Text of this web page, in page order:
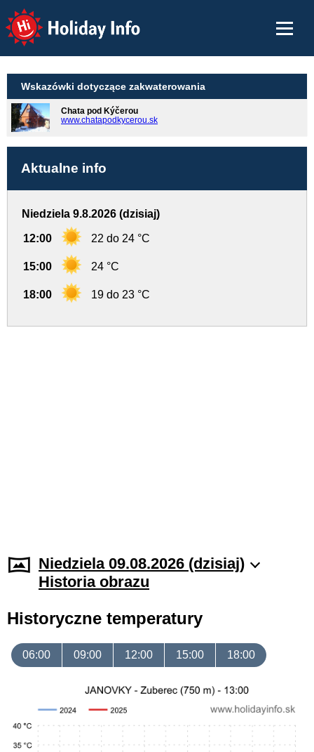
Holiday Info
Wskazówki dotyczące zakwaterowania
Chata pod Kýčerou
www.chatapodkycerou.sk
Aktualne info
Niedziela 9.8.2026 (dzisiaj)
12:00 22 do 24 °C
15:00 24 °C
18:00 19 do 23 °C
Niedziela 09.08.2026 (dzisiaj)
Historia obrazu
Historyczne temperatury
06:00 09:00 12:00 15:00 18:00